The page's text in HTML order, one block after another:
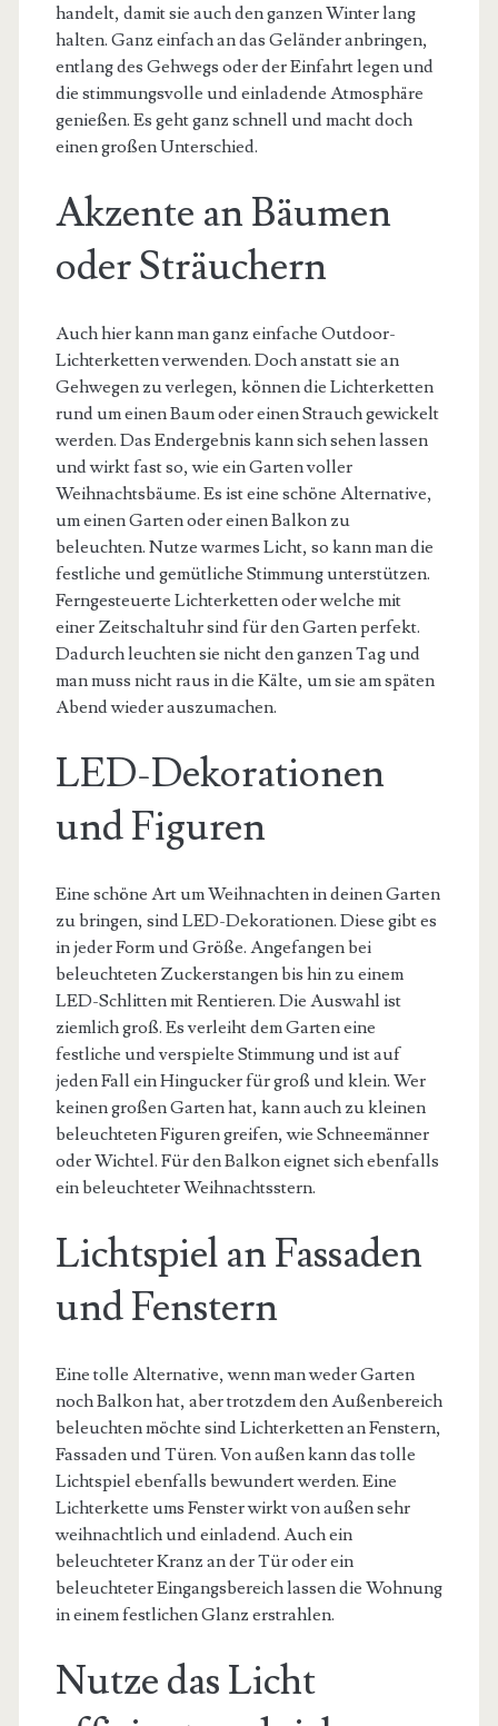
handelt, damit sie auch den ganzen Winter lang
halten. Ganz einfach an das Geländer anbringen,
entlang des Gehwegs oder der Einfahrt legen und
die stimmungsvolle und einladende Atmosphäre
genießen. Es geht ganz schnell und macht doch
einen großen Unterschied.
Akzente an Bäumen
oder Sträuchern
Auch hier kann man ganz einfache Outdoor-
Lichterketten verwenden. Doch anstatt sie an
Gehwegen zu verlegen, können die Lichterketten
rund um einen Baum oder einen Strauch gewickelt
werden. Das Endergebnis kann sich sehen lassen
und wirkt fast so, wie ein Garten voller
Weihnachtsbäume. Es ist eine schöne Alternative,
um einen Garten oder einen Balkon zu
beleuchten. Nutze warmes Licht, so kann man die
festliche und gemütliche Stimmung unterstützen.
Ferngesteuerte Lichterketten oder welche mit
einer Zeitschaltuhr sind für den Garten perfekt.
Dadurch leuchten sie nicht den ganzen Tag und
man muss nicht raus in die Kälte, um sie am späten
Abend wieder auszumachen.
LED-Dekorationen
und Figuren
Eine schöne Art um Weihnachten in deinen Garten
zu bringen, sind LED-Dekorationen. Diese gibt es
in jeder Form und Größe. Angefangen bei
beleuchteten Zuckerstangen bis hin zu einem
LED-Schlitten mit Rentieren. Die Auswahl ist
ziemlich groß. Es verleiht dem Garten eine
festliche und verspielte Stimmung und ist auf
jeden Fall ein Hingucker für groß und klein. Wer
keinen großen Garten hat, kann auch zu kleinen
beleuchteten Figuren greifen, wie Schneemänner
oder Wichtel. Für den Balkon eignet sich ebenfalls
ein beleuchteter Weihnachtsstern.
Lichtspiel an Fassaden
und Fenstern
Eine tolle Alternative, wenn man weder Garten
noch Balkon hat, aber trotzdem den Außenbereich
beleuchten möchte sind Lichterketten an Fenstern,
Fassaden und Türen. Von außen kann das tolle
Lichtspiel ebenfalls bewundert werden. Eine
Lichterkette ums Fenster wirkt von außen sehr
weihnachtlich und einladend. Auch ein
beleuchteter Kranz an der Tür oder ein
beleuchteter Eingangsbereich lassen die Wohnung
in einem festlichen Glanz erstrahlen.
Nutze das Licht